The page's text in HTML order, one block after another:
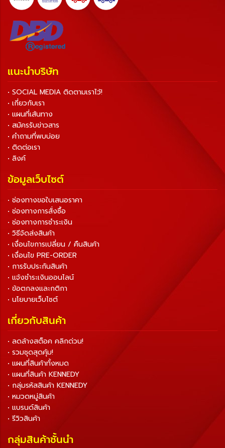
แนะนำบริษัท
• SOCIAL MEDIA ติดตามเราไว้!
• เกี่ยวกับเรา
• แผนที่เส้นทาง
• สมัครรับข่าวสาร
• คำถามที่พบบ่อย
• ติดต่อเรา
• ลิงค์
ข้อมูลเว็บไซต์
• ช่องทางขอใบเสนอราคา
• ช่องทางการสั่งซื้อ
• ช่องทางการชำระเงิน
• วิธีจัดส่งสินค้า
• เงื่อนไขการเปลี่ยน / คืนสินค้า
• เงื่อนไข PRE-ORDER
• การรับประกันสินค้า
• แจ้งชำระเงินออนไลน์
• ข้อตกลงและกติกา
• นโยบายเว็บไซต์
เกี่ยวกับสินค้า
• ลดล้างสต็อค คลิกด่วน!
• รวมชุดสุดคุ้ม!
• แผนที่สินค้าทั้งหมด
• แผนที่สินค้า KENNEDY
• กลุ่มรหัสสินค้า KENNEDY
• หมวดหมู่สินค้า
• แบรนด์สินค้า
• รีวิวสินค้า
กลุ่มสินค้าชั้นนำ